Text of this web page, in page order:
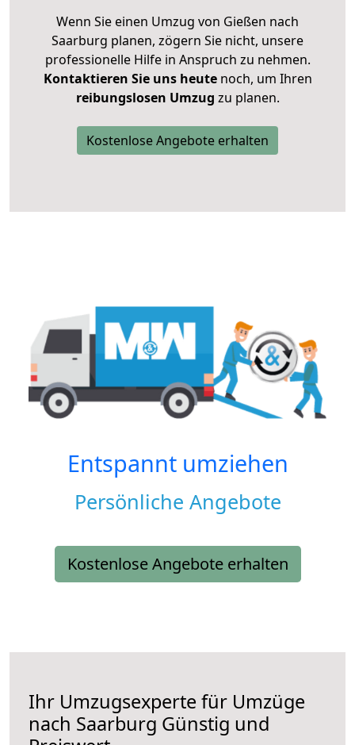
Wenn Sie einen Umzug von Gießen nach
Saarburg planen, zögern Sie nicht, unsere
professionelle Hilfe in Anspruch zu nehmen.
Kontaktieren Sie uns heutenoch, um Ihren
reibungslosen Umzug zu planen.
Kostenlose Angebote erhalten
Entspannt umziehen
Persönliche Angebote
Kostenlose Angebote erhalten
Ihr Umzugsexperte für Umzüge
nach Saarburg Günstig und